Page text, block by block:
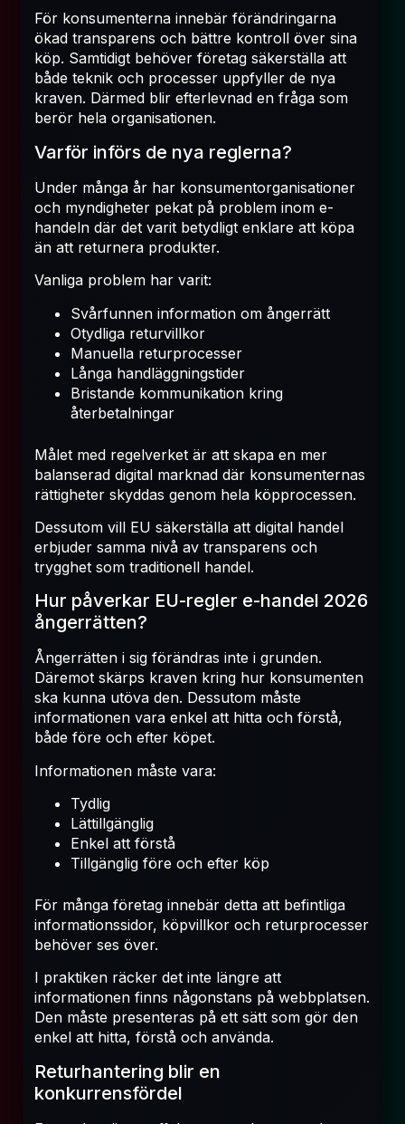
För konsumenterna innebär förändringarna
ökad transparens och bättre kontroll över sina
köp. Samtidigt behöver företag säkerställa att
både teknik och processer uppfyller de nya
kraven. Därmed blir efterlevnad en fråga som
berör hela organisationen.
Varför införs de nya reglerna?
Under många år har konsumentorganisationer
och myndigheter pekat på problem inom e-
handeln där det varit betydligt enklare att köpa
än att returnera produkter.
Vanliga problem har varit:
Svårfunnen information om ångerrätt
Otydliga returvillkor
Manuella returprocesser
Långa handläggningstider
Bristande kommunikation kring
återbetalningar
Målet med regelverket är att skapa en mer
balanserad digital marknad där konsumenternas
rättigheter skyddas genom hela köpprocessen.
Dessutom vill EU säkerställa att digital handel
erbjuder samma nivå av transparens och
trygghet som traditionell handel.
Hur påverkar EU-regler e-handel 2026
ångerrätten?
Ångerrätten i sig förändras inte i grunden.
Däremot skärps kraven kring hur konsumenten
ska kunna utöva den. Dessutom måste
informationen vara enkel att hitta och förstå,
både före och efter köpet.
Informationen måste vara:
Tydlig
Lättillgänglig
Enkel att förstå
Tillgänglig före och efter köp
För många företag innebär detta att befintliga
informationssidor, köpvillkor och returprocesser
behöver ses över.
I praktiken räcker det inte längre att
informationen finns någonstans på webbplatsen.
Den måste presenteras på ett sätt som gör den
enkel att hitta, förstå och använda.
Returhantering blir en
konkurrensfördel